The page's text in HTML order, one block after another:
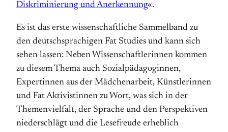
Diskriminierung und Anerkennung«.
Es ist das erste wissen­schaftliche Sammel­band zu
den deutsch­sprachigen Fat Studies und kann sich
sehen lassen: Neben Wissen­schaftlerinnen kommen
zu diesem Thema auch Sozial­pädagoginnen,
Expertinnen aus der Mädchen­arbeit, Künstlerinnen
und Fat Aktivistinnen zu Wort, was sich in der
Themen­vielfalt, der Sprache und den Perspektiven
nieder­schlägt und die Lesefreude erheblich